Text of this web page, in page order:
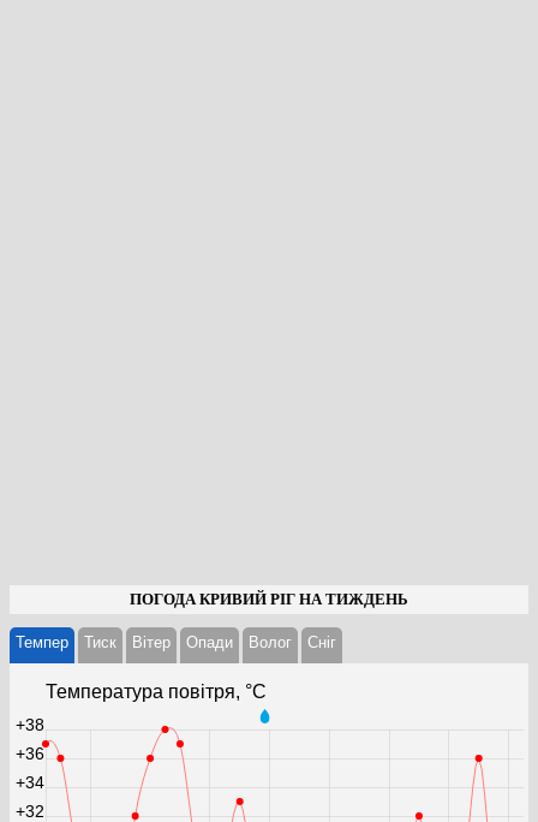
ПОГОДА КРИВИЙ РІГ НА ТИЖДЕНЬ
Темпер Тиск Вітер Опади Волог Cніг
Температура повітря, °С
+32
+34
+36
+38